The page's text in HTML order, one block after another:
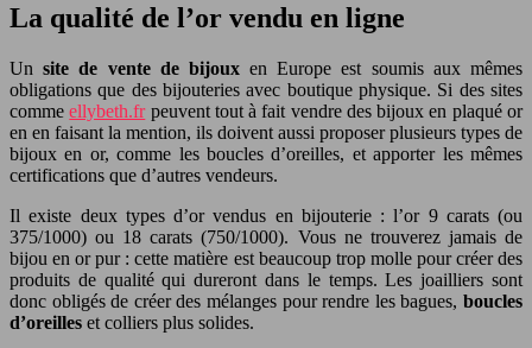
La qualité de l’or vendu en ligne
Unsite de vente de bijouxen Europe est soumis aux mêmes
obligations que des bijouteries avec boutique physique. Si des sites
commeellybeth.frpeuvent tout à fait vendre des bijoux en plaqué or
en en faisant la mention, ils doivent aussi proposer plusieurs types de
bijoux en or, comme les boucles d’oreilles, et apporter les mêmes
certifications que d’autres vendeurs.
Il existe deux types d’or vendus en bijouterie : l’or 9 carats (ou
375/1000) ou 18 carats (750/1000). Vous ne trouverez jamais de
bijou en or pur : cette matière est beaucoup trop molle pour créer des
produits de qualité qui dureront dans le temps. Les joailliers sont
donc obligés de créer des mélanges pour rendre les bagues, boucles
d’oreilles et colliers plus solides.